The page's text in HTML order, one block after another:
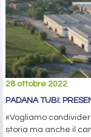
28 ottobre 2022
PADANA TUBI:
«Vogliamo
storia ma anche il